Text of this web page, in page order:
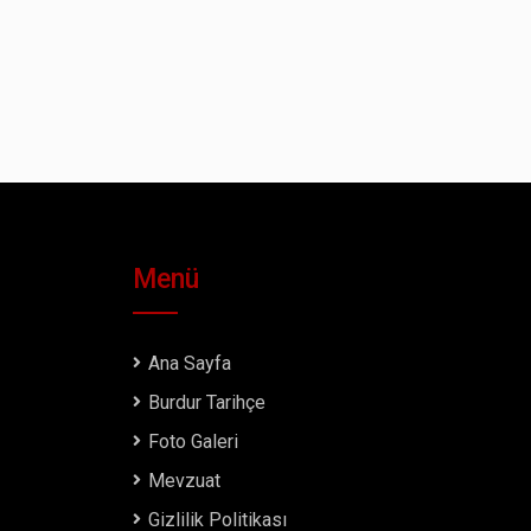
Menü
Ana Sayfa
Burdur Tarihçe
Foto Galeri
Mevzuat
Gizlilik Politikası